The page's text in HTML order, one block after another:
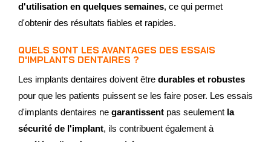
d'utilisation en quelques semaines, ce qui permet
d'obtenir des résultats fiables et rapides.
QUELS SONT LES AVANTAGES DES ESSAIS
D'IMPLANTS DENTAIRES ?
Les implants dentaires doivent être durables et robustes
pour que les patients puissent se les faire poser. Les essais
d'implants dentaires ne garantissent pas seulement la
sécurité de l'implant, ils contribuent également à